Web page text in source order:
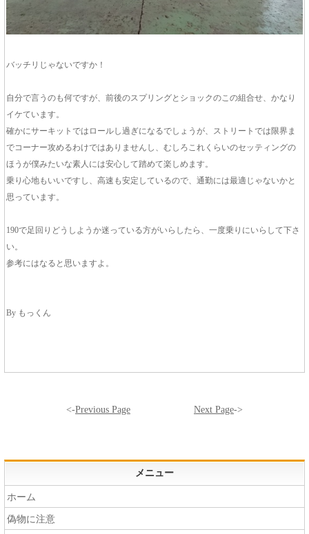
バッチリじゃないですか！
自分で言うのも何ですが、前後のスプリングとショックのこの組合せ、かなり
イケています。
確かにサーキットではロールし過ぎになるでしょうが、ストリートでは限界ま
でコーナー攻めるわけではありませんし、むしろこれくらいのセッティングの
ほうが僕みたいな素人には安心して踏めて楽しめます。
乗り心地もいいですし、高速も安定しているので、通勤には最適じゃないかと
思っています。
190で足回りどうしようか迷っている方がいらしたら、一度乗りにいらして下さ
い。
参考にはなると思いますよ。
By もっくん
<-Previous Page Next Page->
メニュー
ホーム
偽物に注意